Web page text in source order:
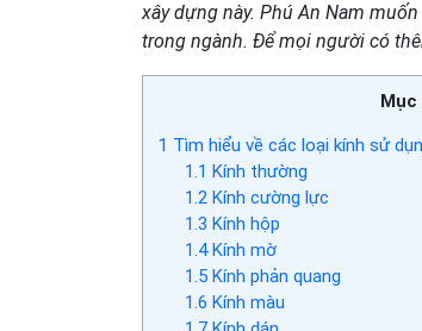
xây dựng này. Phú An Nam
trong ngành. Để mọi người có
Mục
1 Tìm hiểu về các loại kính sử
1.1 Kính thường
1.2Kính cường lực
1.3 Kính hộp
1.4Kính mờ
1.5Kính phản quang
1.6 Kính màu